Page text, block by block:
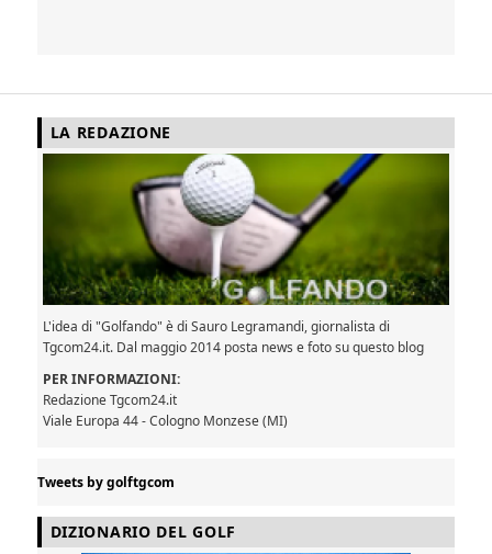
LA REDAZIONE
L'idea di "Golfando" è di Sauro Legramandi, giornalista di
Tgcom24.it. Dal maggio 2014 posta news e foto su questo blog
PER INFORMAZIONI:
Redazione Tgcom24.it
Viale Europa 44 - Cologno Monzese (MI)
Tweets by golftgcom
DIZIONARIO DEL GOLF